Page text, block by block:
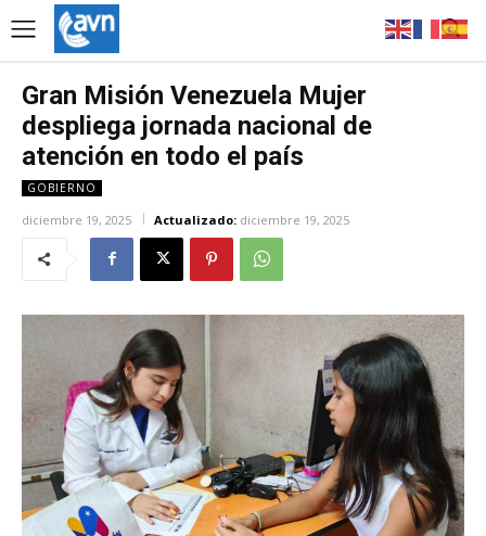
Gran Misión Venezuela Mujer
despliega jornada nacional de
atención en todo el país
GOBIERNO
diciembre 19, 2025 Actualizado: diciembre 19, 2025